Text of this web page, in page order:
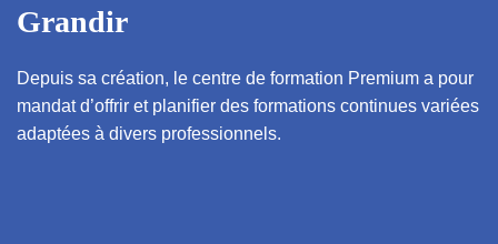
Grandir
Depuis sa création, le centre de formation Premium a pour
mandat d’offrir et planifier des formations continues variées
adaptées à divers professionnels.